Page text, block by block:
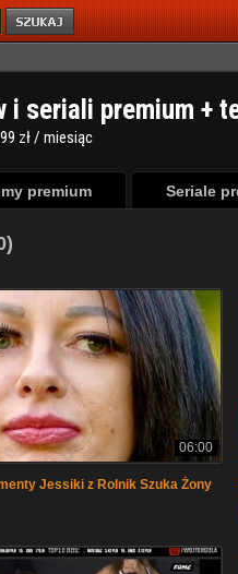
i seriali premium +
zł / miesiąc
premium Seriale
06:00
Jessiki z Rolnik Szuka Żony